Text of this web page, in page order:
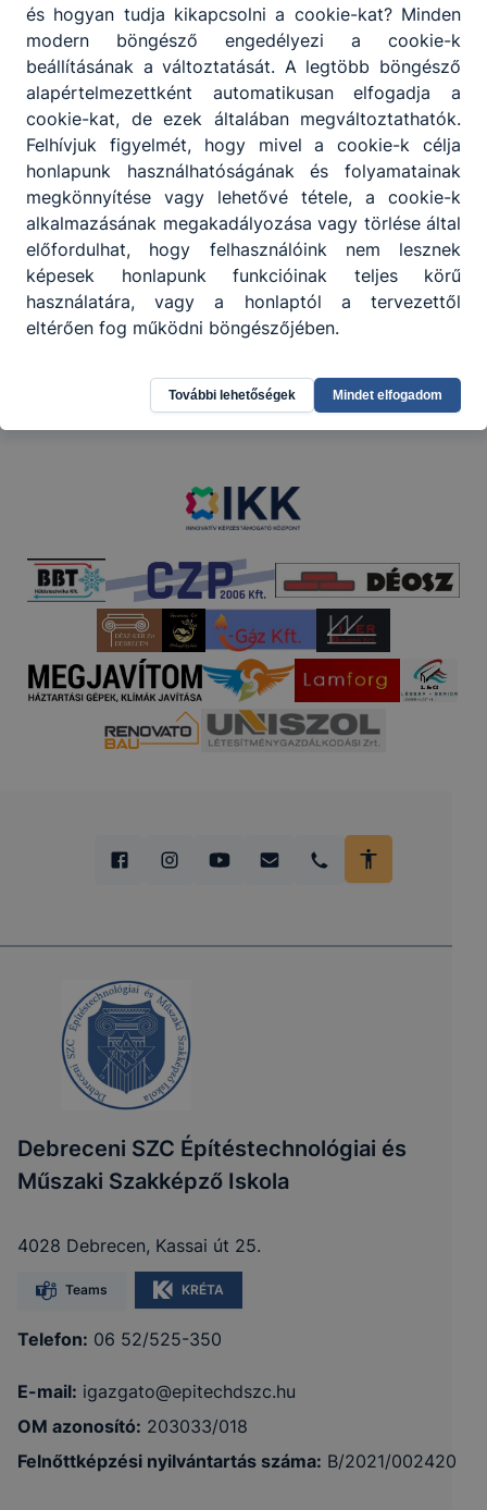
Partnereink
Debreceni SZC Építéstechnológiai és
Műszaki Szakképző Iskola
4028 Debrecen, Kassai út 25.
Teams KRÉTA
Telefon: 06 52/525-350
E-mail: igazgato@epitechdszc.hu
OM azonosító: 203033/018
Felnőttképzési nyilvántartás száma: B/2021/002420
és hogyan tudja kikapcsolni a cookie-kat? Minden
modern böngésző engedélyezi a cookie-k
beállításának a változtatását. A legtöbb böngésző
alapértelmezettként automatikusan elfogadja a
cookie-kat, de ezek általában megváltoztathatók.
Felhívjuk figyelmét, hogy mivel a cookie-k célja
honlapunk használhatóságának és folyamatainak
megkönnyítése vagy lehetővé tétele, a cookie-k
alkalmazásának megakadályozása vagy törlése által
előfordulhat, hogy felhasználóink nem lesznek
képesek honlapunk funkcióinak teljes körű
használatára, vagy a honlaptól a tervezettől
eltérően fog működni böngészőjében.
További lehetőségek Mindet elfogadom